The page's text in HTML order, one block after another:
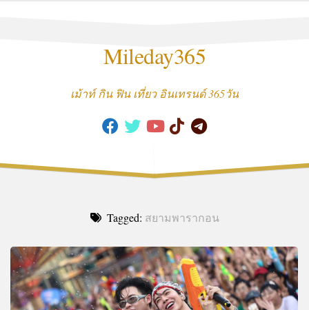
Mileday365
เม้าท์ กิน ฟิน เที่ยว อินเทรนด์ 365วัน
Tagged: สยามพารากอน